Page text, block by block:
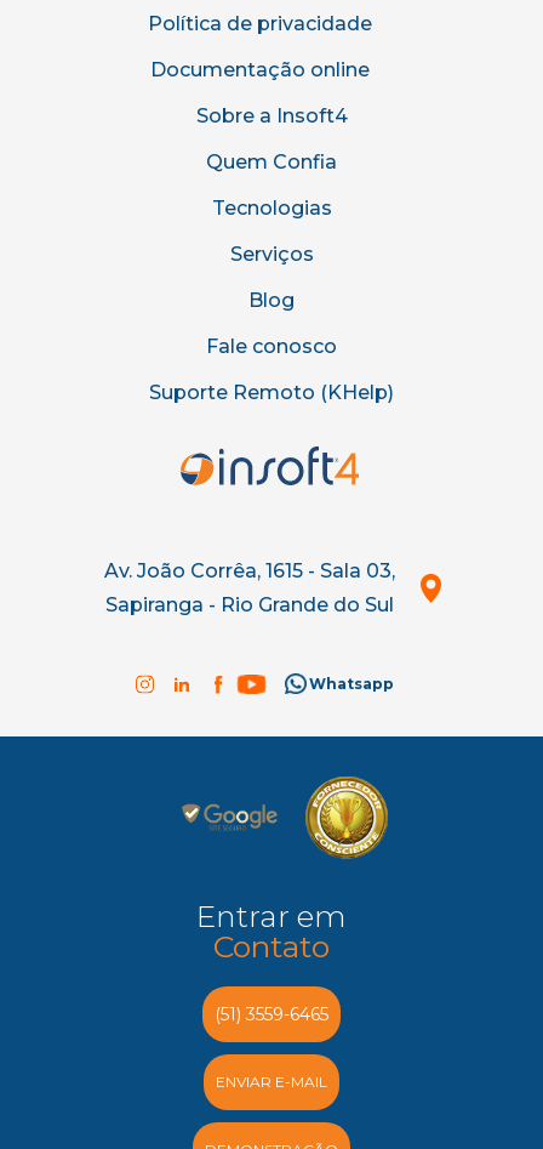
Política de privacidade
Documentação online
Sobre a Insoft4
Quem Confia
Tecnologias
Serviços
Blog
Fale conosco
Suporte Remoto (KHelp)
Av. João Corrêa, 1615 - Sala 03,
Sapiranga - Rio Grande do Sul
Whatsapp
Entrar em
Contato
(51) 3559-6465
ENVIAR E-MAIL